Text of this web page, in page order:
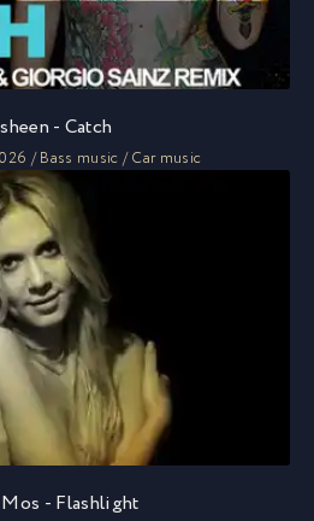
- Catch
/ Bass music / Car music
- Flashlight